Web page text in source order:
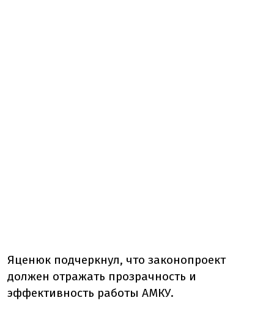
Яценюк подчеркнул, что законопроект
должен отражать прозрачность и
эффективность работы АМКУ.